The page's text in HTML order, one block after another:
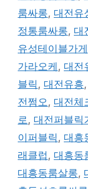
룸싸롱, 대전유
정통룸싸롱, 대
유성테이블가게
가라오케 , 대전
블릭, 대전유흥,
전쩜오, 대전체
로, 대전퍼블릭
이퍼블릭, 대흥
래클럽, 대흥동
대흥동룸살롱,